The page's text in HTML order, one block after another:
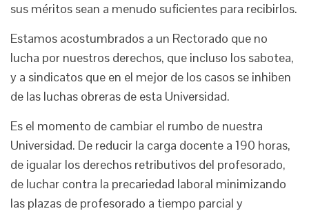
sus méritos sean a menudo suficientes para recibirlos.
Estamos acostumbrados a un Rectorado que no
lucha por nuestros derechos, que incluso los sabotea,
y a sindicatos que en el mejor de los casos se inhiben
de las luchas obreras de esta Universidad.
Es el momento de cambiar el rumbo de nuestra
Universidad. De reducir la carga docente a 190 horas,
de igualar los derechos retributivos del profesorado,
de luchar contra la precariedad laboral minimizando
las plazas de profesorado a tiempo parcial y